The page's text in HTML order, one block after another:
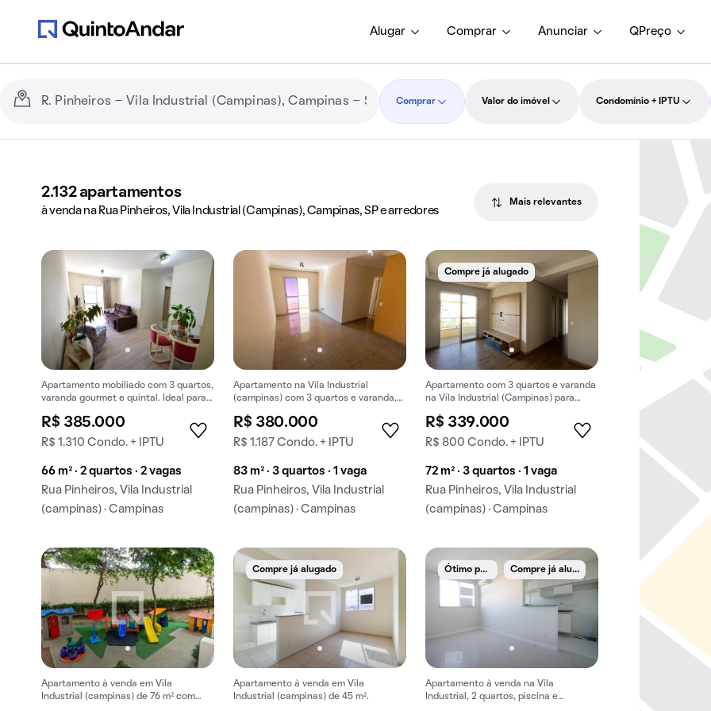
Alugar Comprar Anunciar QPreço
Comprar Valor do imóvel Condomínio + IPTU
2.132 apartamentos
à venda na Rua Pinheiros, Vila Industrial (Campinas), Campinas, SP e arredores
Mais relevantes
Apartamento mobiliado com 3 quartos,
varanda gourmet e quintal. Ideal para
R$ 385.000
R$ 1.310 Condo. + IPTU
66 m² · 2 quartos · 2 vagas
Rua Pinheiros, Vila Industrial
(campinas) · Campinas
Apartamento na Vila Industrial
(campinas) com 3 quartos e varanda,
R$ 380.000
R$ 1.187 Condo. + IPTU
83 m² · 3 quartos · 1 vaga
Rua Pinheiros, Vila Industrial
(campinas) · Campinas
Compre já alugado
Apartamento com 3 quartos e varanda
na Vila Industrial (Campinas) para
R$ 339.000
R$ 800 Condo. + IPTU
72 m² · 3 quartos · 1 vaga
Rua Pinheiros, Vila Industrial
(campinas) · Campinas
Apartamento à venda em Vila
Industrial (campinas) de 76 m² com
Compre já alugado
Apartamento à venda em Vila
Industrial (campinas) de 45 m².
Ó
timo preço C
ompre já alugado
Apartamento à venda na Vila
Industrial, 2 quartos, piscina e